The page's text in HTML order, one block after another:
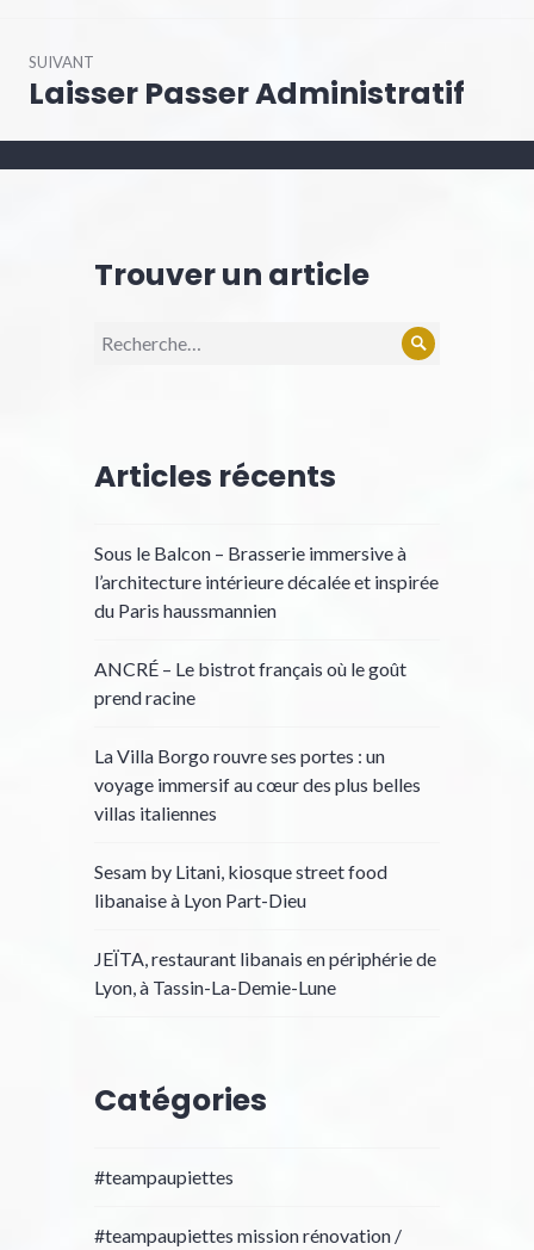
SUIVANT
Laisser Passer Administratif
Trouver un article
Articles récents
Sous le Balcon – Brasserie immersive à
l’architecture intérieure décalée et inspirée
du Paris haussmannien
ANCRÉ – Le bistrot français où le goût
prend racine
La Villa Borgo rouvre ses portes : un
voyage immersif au cœur des plus belles
villas italiennes
Sesam by Litani, kiosque street food
libanaise à Lyon Part-Dieu
JEÏTA, restaurant libanais en périphérie de
Lyon, à Tassin-La-Demie-Lune
Catégories
#teampaupiettes
#teampaupiettes mission rénovation /